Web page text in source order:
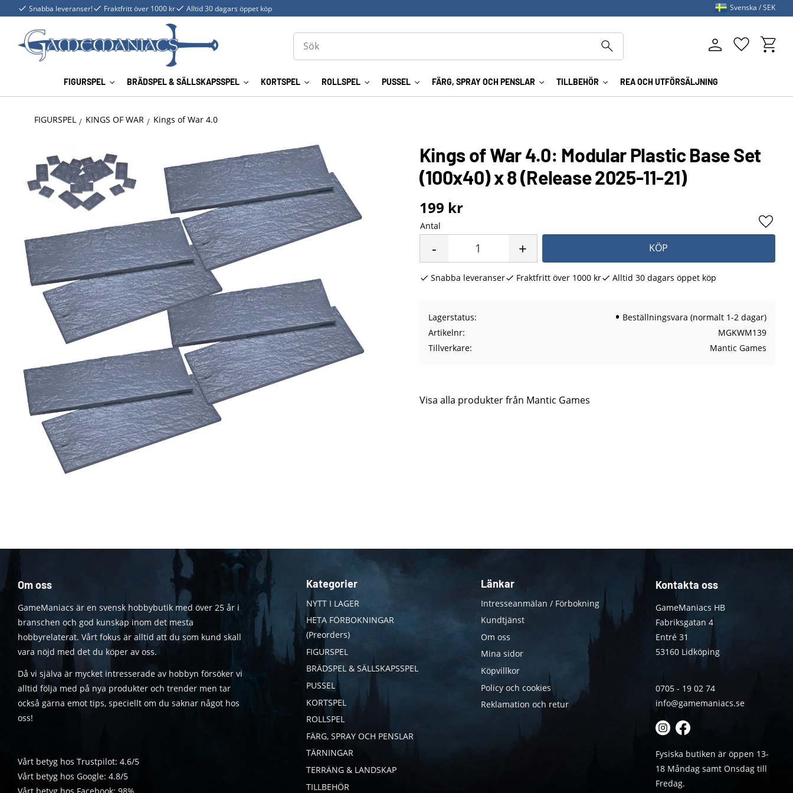
Snabba leveranser! Fraktfritt över 1000 kr Alltid 30 dagars öppet köp
FIGURSPEL BRÄDSPEL & SÄLLSKAPSSPEL KORTSPEL ROLLSPEL PUSSEL FÄRG, SPRAY OCH PENSLAR TILLBEHÖR REA OCH UTFÖRSÄLJNING
Favoriter
Svenska SEK
FIGURSPEL KINGS OF WAR Kings of War 4.0
Kings of War 4.0: Modular Plastic Base Set
(100x40) x 8 (Release 2025-11-21)
199 kr
Antal
+
- KÖP
Lägg
Snabba leveranser Fraktfritt över 1000 kr Alltid 30 dagars öppet köp
Lagerstatus
Beställningsvara (normalt 1-2 dagar)
Artikelnr
MGKWM139
Tillverkare
Mantic Games
Visa alla produkter från Mantic Games
Om oss
GameManiacs är en svensk hobbybutik med över 25 år i
branschen och god kunskap inom det mesta
hobbyrelaterat. Vårt fokus är alltid att du som kund skall
vara nöjd med det du köper av oss.
Då vi själva är mycket intresserade av hobbyn försöker vi
alltid följa med på nya produkter och trender men tar
också gärna emot tips, speciellt om du saknar något hos
oss!
Vårt betyg hos Trustpilot: 4.6/5
Vårt betyg hos Google: 4.8/5
Kategorier
NYTT I LAGER
HETA FÖRBOKNINGAR
(Preorders)
FIGURSPEL
BRÄDSPEL & SÄLLSKAPSSPEL
PUSSEL
KORTSPEL
ROLLSPEL
FÄRG, SPRAY OCH PENSLAR
TÄRNINGAR
TERRÄNG & LANDSKAP
TILLBEHÖR
Länkar
Intresseanmälan / Förbokning
Kundtjänst
Om oss
Mina sidor
Köpvillkor
Policy och cookies
Reklamation och retur
Kontakta oss
GameManiacs HB
Fabriksgatan 4
Entré 31
53160 Lidköping
0705 - 19 02 74
info@gamemaniacs.se
Fysiska butiken är öppen 13-
18 Måndag samt Onsdag till
Fredag.